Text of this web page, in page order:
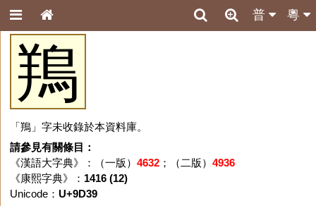
粵
普
鴹
「鴹」字未收錄於本資料庫。
請參見有關條目：
《漢語大字典》：（一版） 4632；（二版） 4936
《康熙字典》： 1416 (12)
Unicode： U+9D39